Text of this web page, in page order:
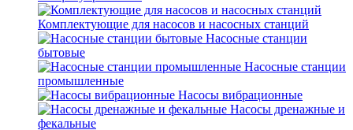
Комплектующие для насосов и насосных станций
Насосные станции
бытовые
Насосные станции
промышленные
Насосы вибрационные
Насосы дренажные и
фекальные